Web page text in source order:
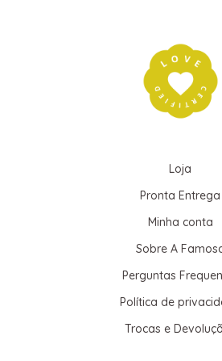
Loja
Pronta Entrega
Minha conta
Sobre A
Perguntas
Política de
Trocas e